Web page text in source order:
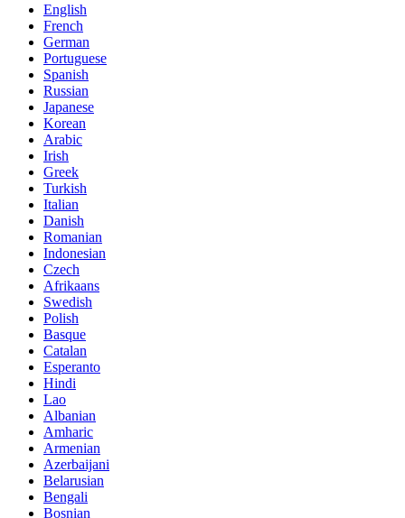
English
French
German
Portuguese
Spanish
Russian
Japanese
Korean
Arabic
Irish
Greek
Turkish
Italian
Danish
Romanian
Indonesian
Czech
Afrikaans
Swedish
Polish
Basque
Catalan
Esperanto
Hindi
Lao
Albanian
Amharic
Armenian
Azerbaijani
Belarusian
Bengali
Bosnian